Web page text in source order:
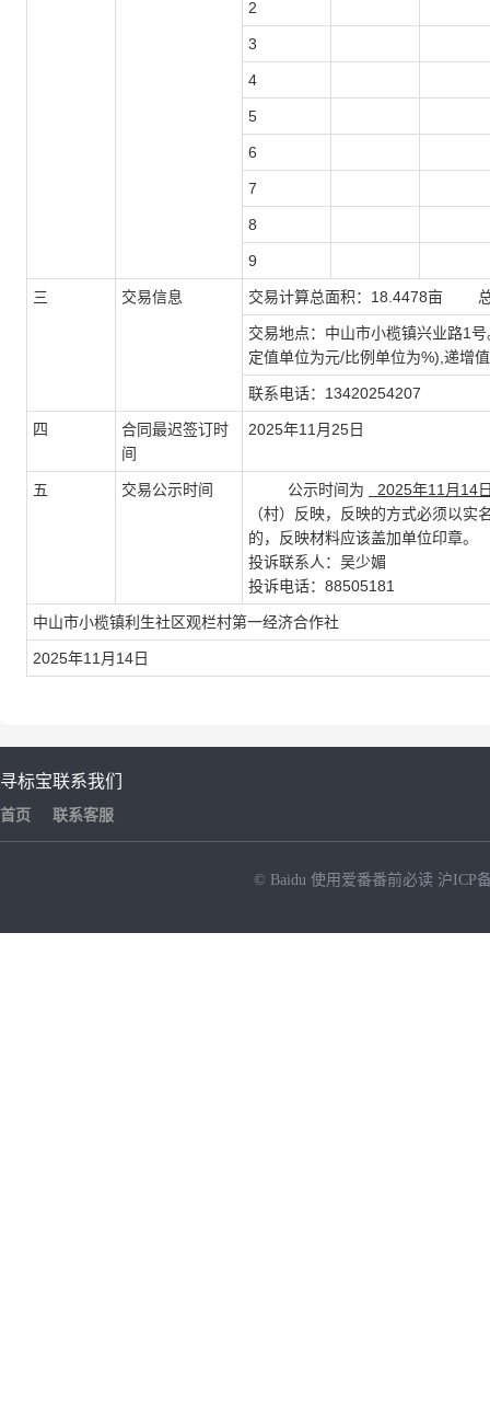
2
3
4
5
6
7
8
9
三 交易信息 交易计算总面积：18.4478亩
交易地点：中山市小榄镇兴业路1
定值单位为元/比例单位为%),递增
联系电话：13420254207
四
合同最迟签订时
间
2025年11月25日
五 交易公示时间 公示时间为
2025年11月
（村）反映，反映的方式必须以
的，反映材料应该盖加单位印章。
投诉联系人：吴少媚
投诉电话：88505181
中山市小榄镇利生社区观栏村第一经济合作社
2025年11月14日
寻标宝
首页
联系我们
联系客服
© Baidu 使用爱番番前必读 沪ICP